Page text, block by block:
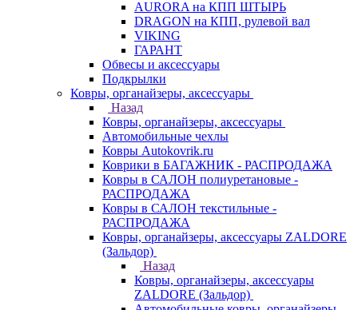
AURORA на КПП ШТЫРЬ
DRAGON на КПП, рулевой вал
VIKING
ГАРАНТ
Обвесы и аксессуары
Подкрылки
Ковры, органайзеры, аксессуары
Назад
Ковры, органайзеры, аксессуары
Автомобильные чехлы
Ковры Autokovrik.ru
Коврики в БАГАЖНИК - РАСПРОДАЖА
Ковры в САЛОН полиуретановые -
РАСПРОДАЖА
Ковры в САЛОН текстильные -
РАСПРОДАЖА
Ковры, органайзеры, аксессуары ZALDORE
(Зальдор)
Назад
Ковры, органайзеры, аксессуары
ZALDORE (Зальдор)